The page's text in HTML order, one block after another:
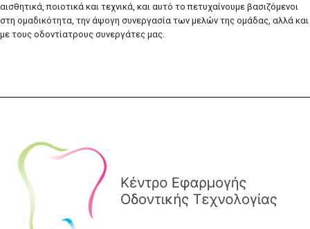
αισθητικά, ποιοτικά και τεχνικά, και αυτό το πετυχαίνουμε βασιζόμενοι
στη ομαδικότητα, την άψογη συνεργασία των μελών της ομάδας, αλλά και
με τους οδοντίατρους συνεργάτες μας.